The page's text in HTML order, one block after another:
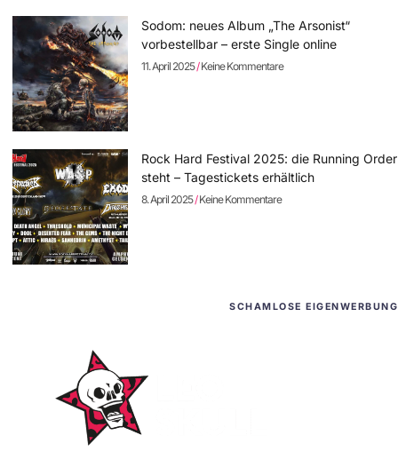
Sodom: neues Album „The Arsonist“
vorbestellbar – erste Single online
11. April 2025 Keine Kommentare
Rock Hard Festival 2025: die Running Order
steht – Tagestickets erhältlich
8. April 2025 Keine Kommentare
SCHAMLOSE EIGENWERBUNG